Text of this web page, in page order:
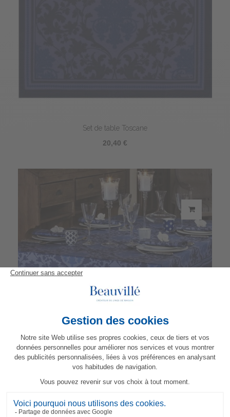
Set de table Toscane
20,40 €
Nappe Toscane